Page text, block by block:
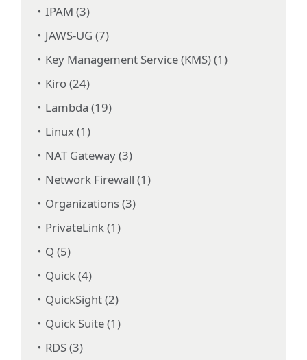
IPAM (3)
JAWS-UG (7)
Key Management Service (KMS) (1)
Kiro (24)
Lambda (19)
Linux (1)
NAT Gateway (3)
Network Firewall (1)
Organizations (3)
PrivateLink (1)
Q (5)
Quick (4)
QuickSight (2)
Quick Suite (1)
RDS (3)